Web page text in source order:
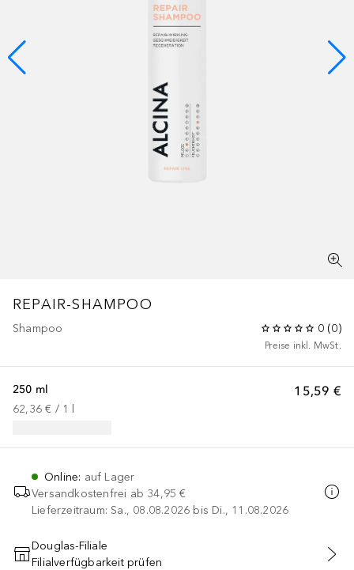
REPAIR-SHAMPOO
Shampoo 0 (0)
Preise inkl. MwSt.
15,59 €
250 ml
62,36 € / 1
Online: auf Lager
Versandkostenfrei ab 34,95 €
Lieferzeitraum: Sa., 08.08.2026 bis Di., 11.08.2026
IN DEN WARENKORB
Douglas-Filiale
Filialverfügbarkeit prüfen